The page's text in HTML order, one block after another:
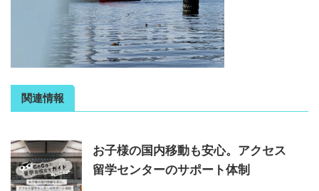
関連情報
お子様の国内移動も安心。アクセス
留学センターのサポート体制